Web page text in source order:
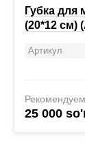
Губка
(20*12 см)
Артикул
25 000